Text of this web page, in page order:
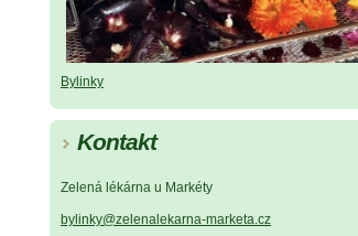
Bylinky
Kontakt
Zelená lékárna u Markéty
bylinky@zelenalekarna-marketa.cz